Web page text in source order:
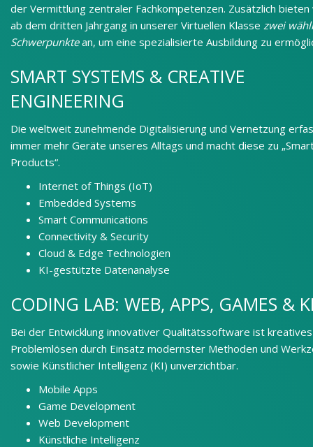
der Vermittlung zentraler Fachkompetenzen. Zusätzlich bieten
ab dem dritten Jahrgang in unserer Virtuellen Klasse zwei
Schwerpunktean, um eine spezialisierte Ausbildung zu
SMART SYSTEMS & CREATIVE
ENGINEERING
Die weltweit zunehmende Digitalisierung und Vernetzung
immer mehr Geräte unseres Alltags und macht diese zu
Products“.
Internet of Things (IoT)
Embedded Systems
Smart Communications
Connectivity & Security
Cloud & Edge Technologien
KI-gestützte Datenanalyse
CODING LAB: WEB, APPS, GAMES &
Bei der Entwicklung innovativer Qualitätssoftware ist kreatives
Problemlösen durch Einsatz modernster Methoden und
sowie Künstlicher Intelligenz (KI) unverzichtbar.
Mobile Apps
Game Development
Web Development
Künstliche Intelligenz